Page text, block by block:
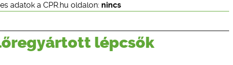
adatok a CPR.hu oldalon: nincs
lépcsők